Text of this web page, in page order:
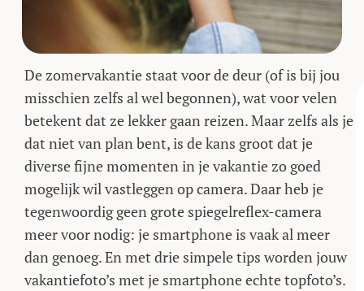
De zomervakantie staat voor de deur (of is bij jou
misschien zelfs al wel begonnen), wat voor velen
betekent dat ze lekker gaan reizen. Maar zelfs als je
dat niet van plan bent, is de kans groot dat je
diverse fijne momenten in je vakantie zo goed
mogelijk wil vastleggen op camera. Daar heb je
tegenwoordig geen grote spiegelreflex-camera
meer voor nodig: je smartphone is vaak al meer
dan genoeg. En met drie simpele tips worden jouw
vakantiefoto’s met je smartphone echte topfoto’s.